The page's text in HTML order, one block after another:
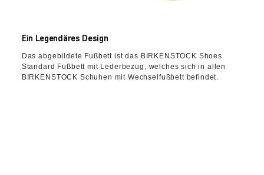
Ein Legendäres Design
Das abgebildete Fußbett ist das BIRKENSTOCK Shoes
Standard Fußbett mit Lederbezug, welches sich in allen
BIRKENSTOCK Schuhen mit Wechselfußbett befindet.